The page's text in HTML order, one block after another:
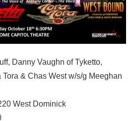
Danny Vaughn of Tyketto,
& Chas West w/s/g Meeghan
West Dominick